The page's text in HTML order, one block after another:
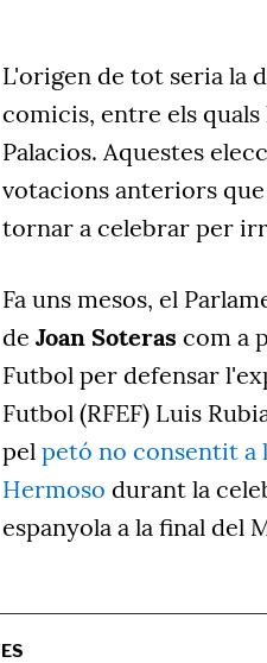
L'origen de tot seria la
comicis, entre els quals
Palacios. Aquestes
votacions anteriors
tornar a celebrar per
Fa uns mesos, el
de Joan Soteras com a
Futbol per defensar
Futbol (RFEF) Luis
pel petó no consentit a
Hermoso durant la
espanyola a la final del